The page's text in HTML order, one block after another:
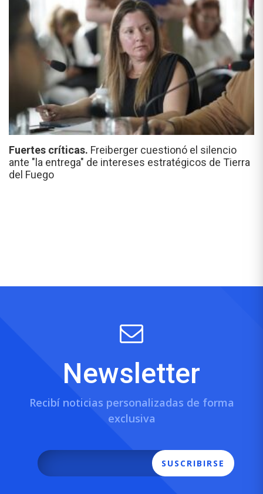
Fuertes críticas. Freiberger cuestionó el silencio
ante "la entrega" de intereses estratégicos de Tierra
del Fuego
Newsletter
Recibí noticias personalizadas de forma
exclusiva
SUSCRIBIRSE